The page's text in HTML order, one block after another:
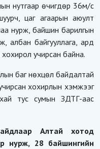
нутгаар өчигдөр 36м/с
цаг агаарын аюулт
нурж, байшин барилгын
албан байгууллага, ард
учирсан байна.
баг нөхцөл байдалтай
хохирлын хэмжээг
тус сумын ЗДТГ-аас
Алтай хотод
нурж, 28 байшингийн